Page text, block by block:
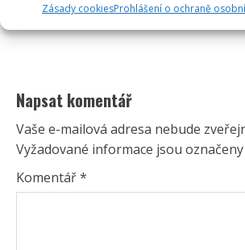
Zásady cookiesProhlášení o ochraně
Napsat komentář
Vaše e-mailová adresa nebude
Vyžadované informace jsou označeny
Komentář*